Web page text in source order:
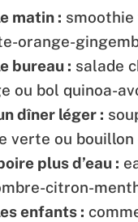
matin : smoothie
orange-
bureau : salade
ou bol quinoa-
dîner léger :
verte ou bouillon
plus d’eau :
citron-
enfants :